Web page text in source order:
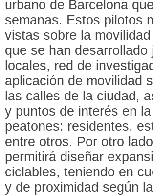
urbano de Barcelona
semanas. Estos pilotos
vistas sobre la
que se han
locales, red de
aplicación de movilidad
las calles de la ciudad,
y puntos de interés en
peatones: residentes,
entre otros. Por otro
permitirá diseñar
ciclables, teniendo en
y de proximidad según